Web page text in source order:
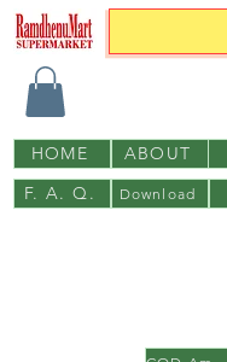
ABOUT
F. A. Q.
HOME
Download